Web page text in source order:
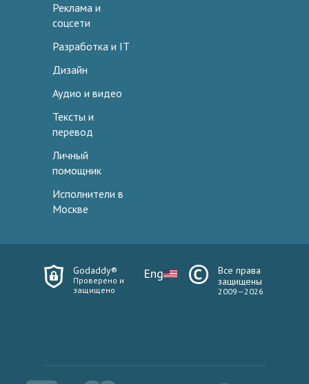
Реклама и
соцсети
Разработка и IT
Дизайн
Аудио и видео
Тексты и
перевод
Личный
помощник
Исполнители в
Москве
Godaddy®
Проверено и
защищено
Eng
Все права
защищены
2009—2026